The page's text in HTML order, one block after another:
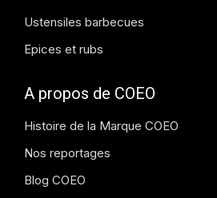
Ustensiles barbecues
Epices et rubs
A propos de COEO
Histoire de la Marque COEO
Nos reportages
Blog COEO